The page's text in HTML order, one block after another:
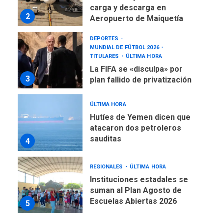
2
carga y descarga en
Aeropuerto de Maiquetía
3
DEPORTES
MUNDIAL DE FÚTBOL 2026
TITULARES
ÚLTIMA HORA
La FIFA se «disculpa» por
plan fallido de privatización
4
ÚLTIMA HORA
Hutíes de Yemen dicen que
atacaron dos petroleros
sauditas
5
REGIONALES ÚLTIMA HORA
Instituciones estadales se
suman al Plan Agosto de
Escuelas Abiertas 2026